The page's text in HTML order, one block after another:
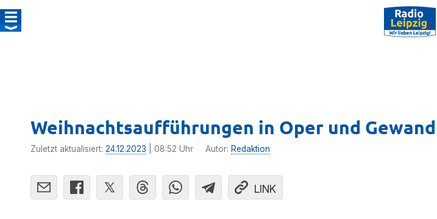
Weihnachtsaufführungen in Oper und
Zuletzt aktualisiert: 24.12.2023 | 08:52 Uhr Autor: Redaktion
LINK